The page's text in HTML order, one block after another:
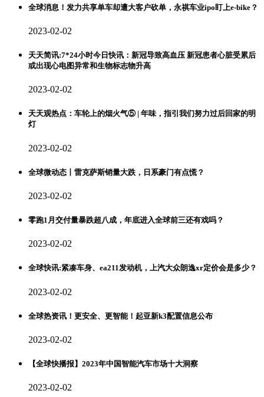
全球消息！发力共享单车却遭大客户砍单，永祺车业ipo盯上e-bike？
2023-02-02
天天简讯:7*24小时今日快讯：新冠导致高血压 新冠患者心脏受累后
或出现心电图异常和生物标志物升高
2023-02-02
天天观热点：车轮上的烟火气⑤ | 年味，指引我们努力过后回家的明
灯
2023-02-02
全球微动态丨雷克萨斯销量大跌，日系豪门有点慌？
2023-02-02
零跑1月交付量暴跌超八成，年底进入全球前三还有戏吗？
2023-02-02
全球快讯:紧凑车身、ea211发动机，上汽大众朗逸xr定价会是多少？
2023-02-02
全球热资讯！更安全、更智能！起亚新k3配置信息公布
2023-02-02
【全球快播报】2023年中国智能汽车市场十大洞察
2023-02-02